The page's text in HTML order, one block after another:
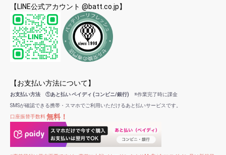
【LINE公式アカウント @batt.co.jp】
【お支払い方法について】
お支払い方法 ①あと払い ペイディ (コンビニ/銀行) ※作業完了時に課金
SMSが確認できる携帯・スマホでご利用いただけるあと払いサービスです。
口座振替手数料無料！